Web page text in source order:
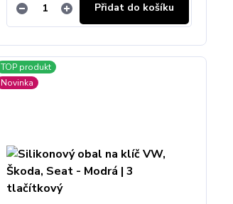
Přidat do košíku
TOP produkt
Novinka